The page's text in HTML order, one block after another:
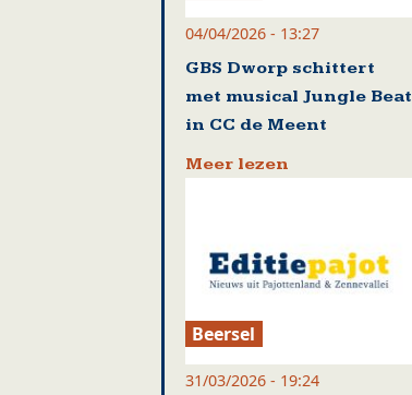
04/04/2026 - 13:27
GBS Dworp schittert
met musical Jungle Beat
in CC de Meent
Meer lezen
Beersel
31/03/2026 - 19:24